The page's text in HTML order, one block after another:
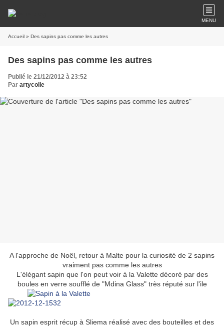
MENU
Accueil » Des sapins pas comme les autres
Des sapins pas comme les autres
Publié le 21/12/2012 à 23:52
Par artycolle
A l'approche de Noël, retour à Malte pour la curiosité de 2 sapins
vraiment pas comme les autres
L'élégant sapin que l'on peut voir à la Valette décoré par des
boules en verre soufflé de "Mdina Glass" très réputé sur l'ile
Un sapin esprit récup à Sliema réalisé avec des bouteilles et des